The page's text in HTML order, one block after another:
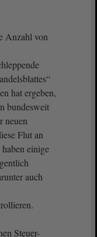
Anzahl von
hat ergeben,
bundesweit
neuen
Flut an
einige
auch
Steuer-